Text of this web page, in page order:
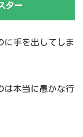
ター
に手を出してしま
は本当に愚かな行